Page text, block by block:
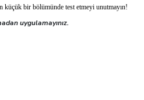
bir bölümünde test etmeyi unutmayın!
uygulamayınız.